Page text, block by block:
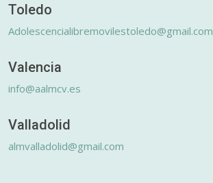
Toledo
Adolescencialibremovilestoledo@gmail.com
Valencia
info@aalmcv.es
Valladolid
almvalladolid@gmail.com